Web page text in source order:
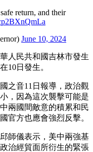
return, and their
June 10, 2024
人民共和國吉林市發生
10日發生。
之音11日報導，政治觀
，因為這次襲擊可能是
兩國間敵意的積累和民
官方也應會強烈反擊。
師儀表示，美中兩強基
治經貿面所衍生的緊張